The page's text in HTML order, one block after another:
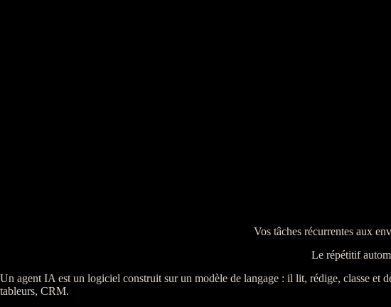
Vos tâches récurrentes aux
Le répétitif
Un agent IA est un logiciel construit sur un modèle de langage : il lit, rédige, classe et
tableurs, CRM.